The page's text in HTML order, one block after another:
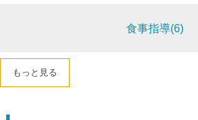
食事指導(6)
もっと見る